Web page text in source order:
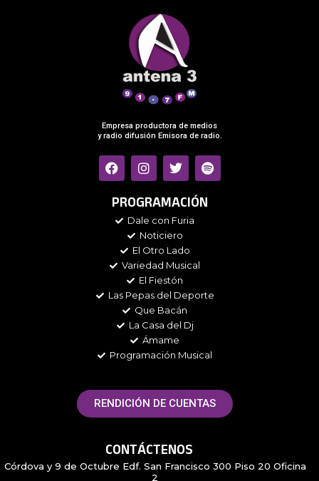
Empresa productora de medios
y radio difusión Emisora de radio.
F
a
c
e
b
o
I
n
s
t
a
g
r
a
m
T
w
i
t
t
e
r
S
p
o
t
i
PROGRAMACIÓN
Dale con Furia
Noticiero
El Otro Lado
Variedad Musical
El Fiestón
Las Pepas del Deporte
Que Bacán
La Casa del Dj
Ámame
Programación Musical
RENDICIÓN DE CUENTAS
CONTÁCTENOS
Córdova y 9 de Octubre Edf. San Francisco 300 Piso 20 Oficina
2